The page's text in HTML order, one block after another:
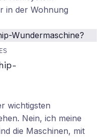
in der Wohnung
wichtigsten
Nein, ich meine
die Maschinen, mit